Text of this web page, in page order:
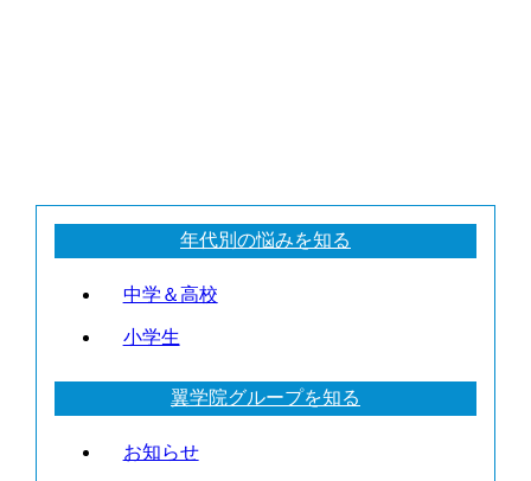
年代別の悩みを知る
中学＆高校
小学生
翼学院グループを知る
お知らせ